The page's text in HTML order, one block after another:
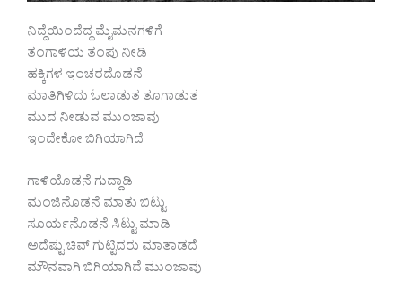
ನಿದ್ದೆಯಿಂದೆದ್ದ ಮೈಮನಗಳಿಗೆ
ತಂಗಾಳಿಯ ತಂಪು ನೀಡಿ
ಹಕ್ಕಿಗಳ ಇಂಚರದೊಡನೆ
ಮಾತಿಗಿಳಿದು ಓಲಾಡುತ ತೂಗಾಡುತ
ಮುದ ನೀಡುವ ಮುಂಜಾವು
ಇಂದೇಕೋ ಬಿಗಿಯಾಗಿದೆ
ಗಾಳಿಯೊಡನೆ ಗುದ್ದಾಡಿ
ಮಂಜಿನೊಡನೆ ಮಾತು ಬಿಟ್ಟು
ಸೂರ್ಯನೊಡನೆ ಸಿಟ್ಟು ಮಾಡಿ
ಅದೆಷ್ಟು ಚಿವ್ ಗುಟ್ಟಿದರು ಮಾತಾಡದೆ
ಮೌನವಾಗಿ ಬಿಗಿಯಾಗಿದೆ ಮುಂಜಾವು